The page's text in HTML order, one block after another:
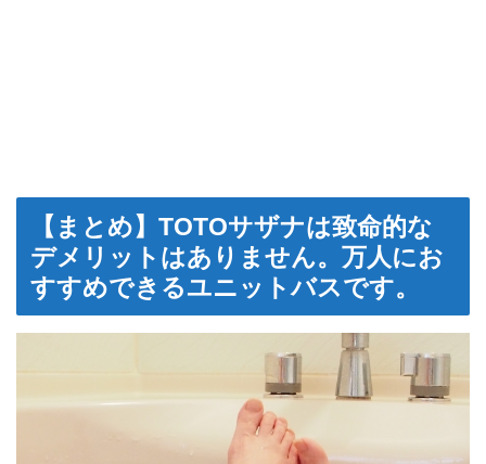
【まとめ】TOTOサザナは致命的な
デメリットはありません。万人にお
すすめできるユニットバスです。